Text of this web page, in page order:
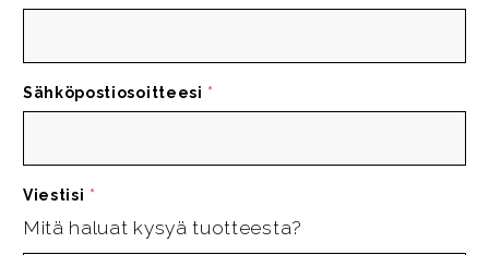
Sähköpostiosoitteesi *
Viestisi *
Mitä haluat kysyä tuotteesta?